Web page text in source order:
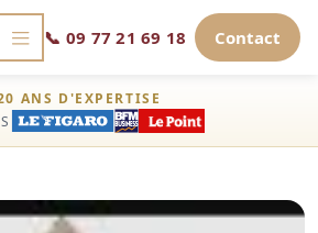
📞 09 77 21 69 18 Contact
ANS D'EXPERTISE